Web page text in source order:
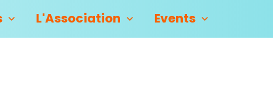
L'Association Events